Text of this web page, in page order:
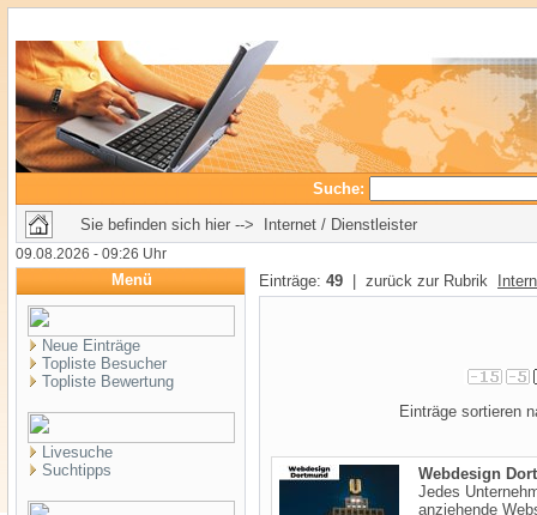
Suche:
Sie befinden sich hier --> Internet / Dienstleister
09.08.2026 - 09:26 Uhr
Menü
Neue Einträge
Topliste Besucher
Topliste Bewertung
Livesuche
Suchtipps
Einträge: 49 | zurück zur Rubrik
Einträge sortieren
Webdesign
Jedes
anziehende